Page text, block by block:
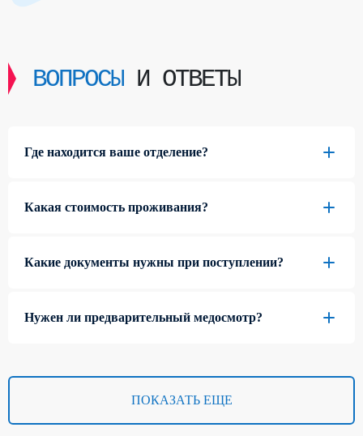
ВОПРОСЫИ ОТВЕТЫ
Где находится ваше отделение?
Какая стоимость проживания?
Какие документы нужны при поступлении?
Нужен ли предварительный медосмотр?
ПОКАЗАТЬ ЕЩЕ